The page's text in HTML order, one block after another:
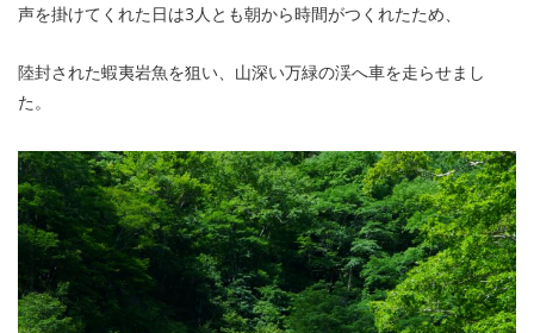
声を掛けてくれた日は3人とも朝から時間がつくれたため、
陸封された蝦夷岩魚を狙い、山深い万緑の渓へ車を走らせまし
た。